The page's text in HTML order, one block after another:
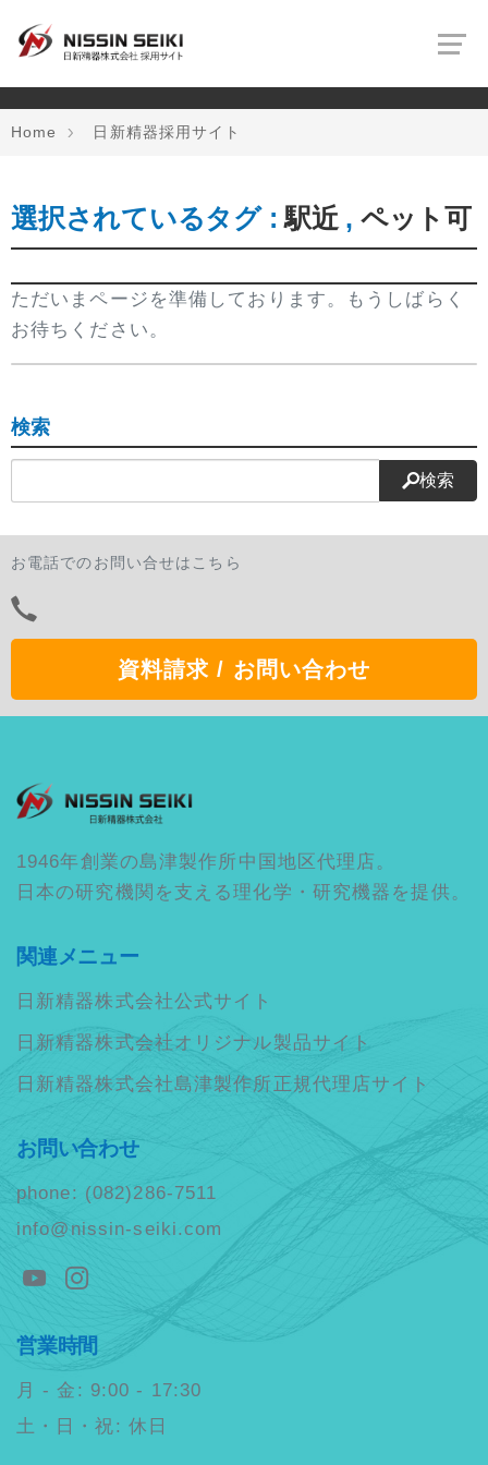
タグ検索：駅近
Home 日新精器採用サイト
選択されているタグ :駅近 , ペット可
ただいまページを準備しております。もうしばらく
お待ちください。
検索
検索
お電話でのお問い合せはこちら
資料請求 / お問い合わせ
1946年創業の島津製作所中国地区代理店。
日本の研究機関を支える理化学・研究機器を提供。
関連メニュー
日新精器株式会社公式サイト
日新精器株式会社オリジナル製品サイト
日新精器株式会社島津製作所正規代理店サイト
お問い合わせ
phone: (082)286-7511
info@nissin-seiki.com
営業時間
月 - 金: 9:00 - 17:30
土・日・祝: 休日